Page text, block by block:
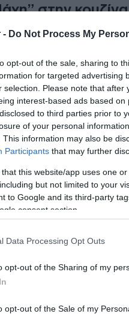
- Do Not Process My
opt-out of the sale, sharing to
for targeted advertising
selection. Please note that
interest-based ads based
to third parties prior to
of your personal
This information may also be
Participants that may further
that this website/app uses one
but not limited to your
to Google and its third-party
consent section.
Data Processing Opt Outs
opt-out of the Sharing of my
opt-out of the Sale of my
στην
12 πιάτα οι
- 01:23
του
– Η αγωνία
τελικός θα